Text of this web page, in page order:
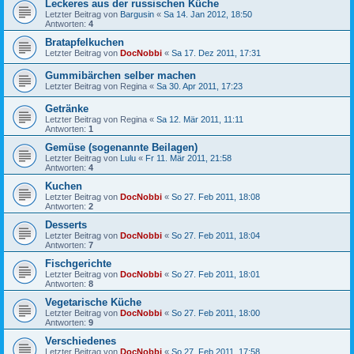
Leckeres aus der russischen Küche
Letzter Beitrag von Bargusin « Sa 14. Jan 2012, 18:50
Antworten: 4
Bratapfelkuchen
Letzter Beitrag von DocNobbi « Sa 17. Dez 2011, 17:31
Gummibärchen selber machen
Letzter Beitrag von Regina « Sa 30. Apr 2011, 17:23
Getränke
Letzter Beitrag von Regina « Sa 12. Mär 2011, 11:11
Antworten: 1
Gemüse (sogenannte Beilagen)
Letzter Beitrag von Lulu « Fr 11. Mär 2011, 21:58
Antworten: 4
Kuchen
Letzter Beitrag von DocNobbi « So 27. Feb 2011, 18:08
Antworten: 2
Desserts
Letzter Beitrag von DocNobbi « So 27. Feb 2011, 18:04
Antworten: 7
Fischgerichte
Letzter Beitrag von DocNobbi « So 27. Feb 2011, 18:01
Antworten: 8
Vegetarische Küche
Letzter Beitrag von DocNobbi « So 27. Feb 2011, 18:00
Antworten: 9
Verschiedenes
Letzter Beitrag von DocNobbi « So 27. Feb 2011, 17:58